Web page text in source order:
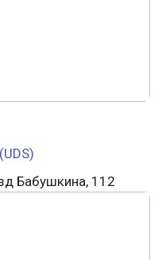
Бабушкина, 112